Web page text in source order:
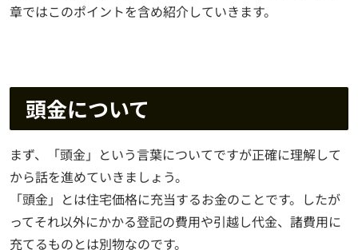
章ではこのポイントを含め紹介していきます。
頭金について
まず、「頭金」という言葉についてですが正確に理解して
から話を進めていきましょう。
「頭金」とは住宅価格に充当するお金のことです。したが
ってそれ以外にかかる登記の費用や引越し代金、諸費用に
充てるものとは別物なのです。